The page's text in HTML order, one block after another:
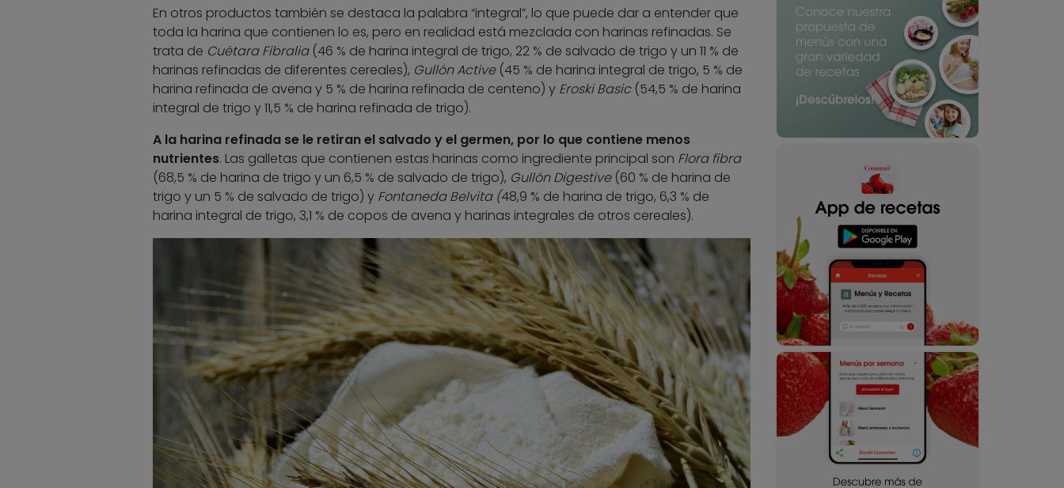
En otros productos también se destaca la palabra “integral”, lo que puede dar a entender que
toda la harina que contienen lo es, pero en realidad está mezclada con harinas refinadas. Se
trata de Cuétara Fibralia(46 % de harina integral de trigo, 22 % de salvado de trigo y un 11 % de
harinas refinadas de diferentes cereales), Gullón Active(45 % de harina integral de trigo, 5 % de
harina refinada de avena y 5 % de harina refinada de centeno) y Eroski Basic(54,5 % de harina
integral de trigo y 11,5 % de harina refinada de trigo).
A la harina refinada se le retiran el salvado y el germen, por lo que contiene menos
nutrientes. Las galletas que contienen estas harinas como ingrediente principal son Flora fibra
(68,5 % de harina de trigo y un 6,5 % de salvado de trigo), Gullón Digestive(60 % de harina de
trigo y un 5 % de salvado de trigo) y Fontaneda Belvita (48,9 % de harina de trigo, 6,3 % de
harina integral de trigo, 3,1 % de copos de avena y harinas integrales de otros cereales).